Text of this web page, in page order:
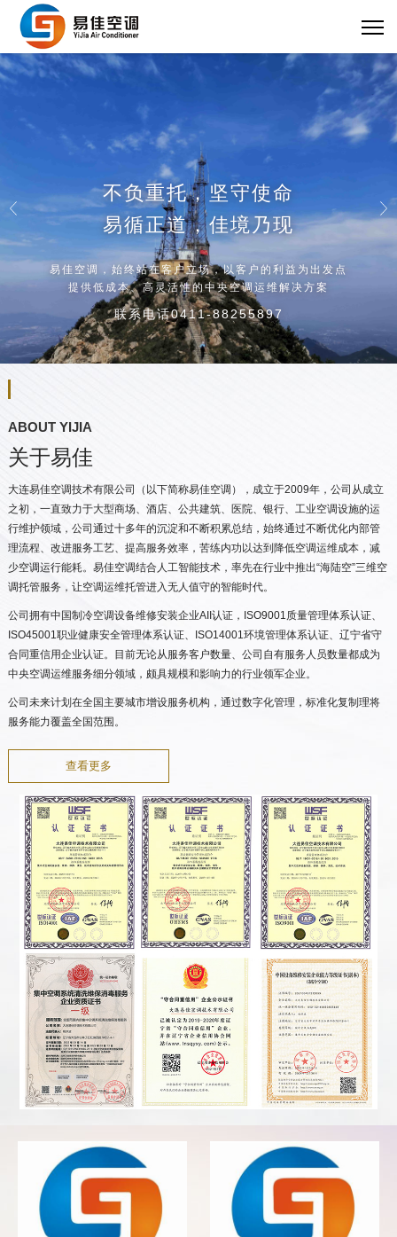
不负重托，坚守使命
易循正道，佳境乃现
易佳空调，始终站在客户立场，以客户的利益为出发点
提供低成本、高灵活性的中央空调运维解决方案
联系电话0411-88255897
ABOUT YIJIA
关于易佳
大连易佳空调技术有限公司（以下简称易佳空调），成立于2009年，公司从成立
之初，一直致力于大型商场、酒店、公共建筑、医院、银行、工业空调设施的运
行维护领域，公司通过十多年的沉淀和不断积累总结，始终通过不断优化内部管
理流程、改进服务工艺、提高服务效率，苦练内功以达到降低空调运维成本，减
少空调运行能耗。易佳空调结合人工智能技术，率先在行业中推出“海陆空”三维空
调托管服务，让空调运维托管进入无人值守的智能时代。
公司拥有中国制冷空调设备维修安装企业AII认证，ISO9001质量管理体系认证、
ISO45001职业健康安全管理体系认证、ISO14001环境管理体系认证、辽宁省守
合同重信用企业认证。目前无论从服务客户数量、公司自有服务人员数量都成为
中央空调运维服务细分领域，颇具规模和影响力的行业领军企业。
公司未来计划在全国主要城市增设服务机构，通过数字化管理，标准化复制理将
服务能力覆盖全国范围。
查看更多